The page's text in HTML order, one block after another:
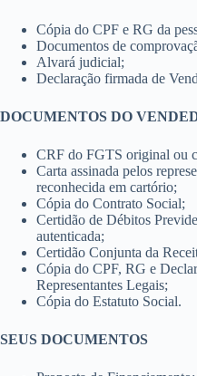
Cópia do CPF e RG da
Documentos de
Alvará judicial;
Declaração firmada de
DOCUMENTOS DO
CRF do FGTS original ou
Carta assinada pelos
reconhecida em cartório;
Cópia do Contrato Social;
Certidão de Débitos
autenticada;
Certidão Conjunta da
Cópia do CPF, RG e
Representantes Legais;
Cópia do Estatuto Social.
SEUS DOCUMENTOS